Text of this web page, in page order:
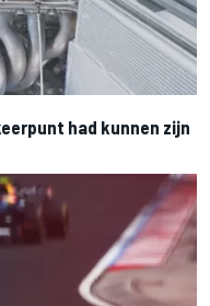
had kunnen zijn